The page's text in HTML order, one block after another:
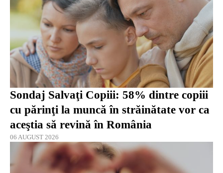
Sondaj Salvaţi Copiii: 58% dintre copiii
cu părinţi la muncă în străinătate vor ca
aceştia să revină în România
06 AUGUST 2026